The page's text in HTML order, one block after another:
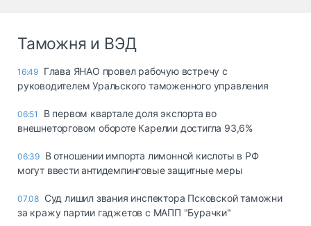
Таможня и ВЭД
16:49 Глава ЯНАО провел рабочую встречу с
руководителем Уральского таможенного управления
06:51
В первом квартале доля экспорта во
внешнеторговом обороте Карелии достигла 93,6%
06:39 В отношении импорта лимонной кислоты в РФ
могут ввести антидемпинговые защитные меры
07.08 Суд лишил звания инспектора Псковской таможни
за кражу партии гаджетов с МАПП "Бурачки"